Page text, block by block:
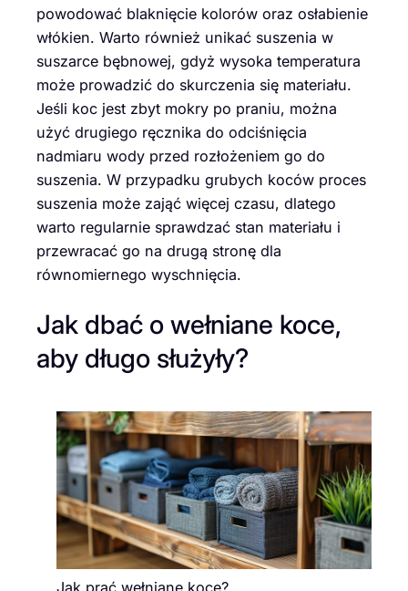
powodować blaknięcie kolorów oraz osłabienie
włókien. Warto również unikać suszenia w
suszarce bębnowej, gdyż wysoka temperatura
może prowadzić do skurczenia się materiału.
Jeśli koc jest zbyt mokry po praniu, można
użyć drugiego ręcznika do odciśnięcia
nadmiaru wody przed rozłożeniem go do
suszenia. W przypadku grubych koców proces
suszenia może zająć więcej czasu, dlatego
warto regularnie sprawdzać stan materiału i
przewracać go na drugą stronę dla
równomiernego wyschnięcia.
Jak dbać o wełniane koce,
aby długo służyły?